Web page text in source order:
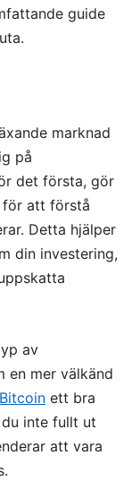
guide
marknad
på
det första, gör
för att förstå
Detta hjälper
din investering,
av
en mer välkänd
Bitcoin ett bra
inte fullt ut
att vara